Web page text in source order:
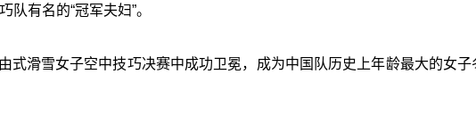
有名的“冠军夫妇”。
式滑雪女子空中技巧决赛中成功卫冕，成为中国队历史上年龄最大的女子